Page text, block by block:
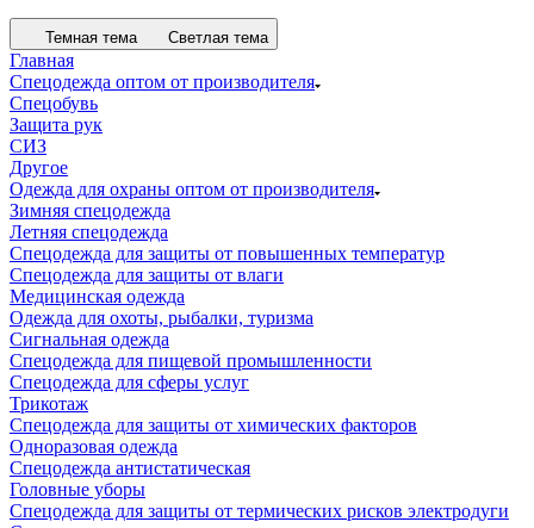
Темная тема Светлая тема
Главная
Спецодежда оптом от производителя
Спецобувь
Защита рук
СИЗ
Другое
Одежда для охраны оптом от производителя
Зимняя спецодежда
Летняя спецодежда
Спецодежда для защиты от повышенных температур
Спецодежда для защиты от влаги
Медицинская одежда
Одежда для охоты, рыбалки, туризма
Сигнальная одежда
Спецодежда для пищевой промышленности
Спецодежда для сферы услуг
Трикотаж
Спецодежда для защиты от химических факторов
Одноразовая одежда
Спецодежда антистатическая
Головные уборы
Спецодежда для защиты от термических рисков электродуги